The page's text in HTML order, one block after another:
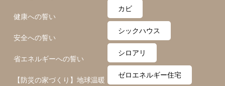
健康への誓い
安全への誓い
省エネルギーへの誓い
【防災の家づくり】地球温暖
カビ
シックハウス
シロアリ
ゼロエネルギー住宅